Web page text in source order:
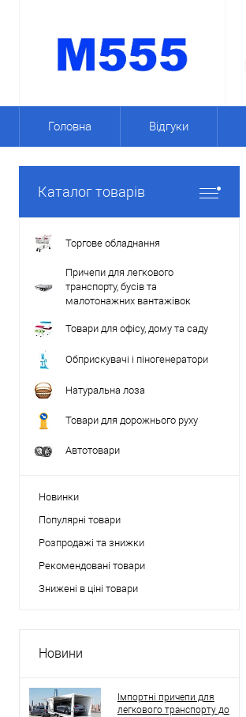
Головна Відгуки
Каталог товарів
Торгове обладнання
Причепи для легкового
транспорту, бусів та
малотонажних вантажівок
Товари для офісу, дому та саду
Обприскувачі і піногенератори
Натуральна лоза
Товари для дорожнього руху
Автотовари
Новинки
Популярні товари
Розпродажі та знижки
Рекомендовані товари
Знижені в ціні товари
Новини
Імпортні причепи для
легкового транспорту до